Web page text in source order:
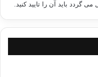
گردد باید آن را تایید کنید.